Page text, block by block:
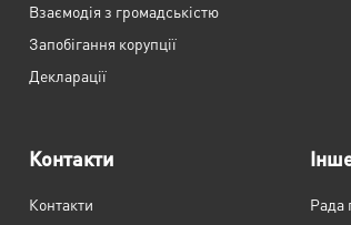
Взаємодія з громадськістю
Запобігання корупції
Декларації
Контакти
Контакти
Рада